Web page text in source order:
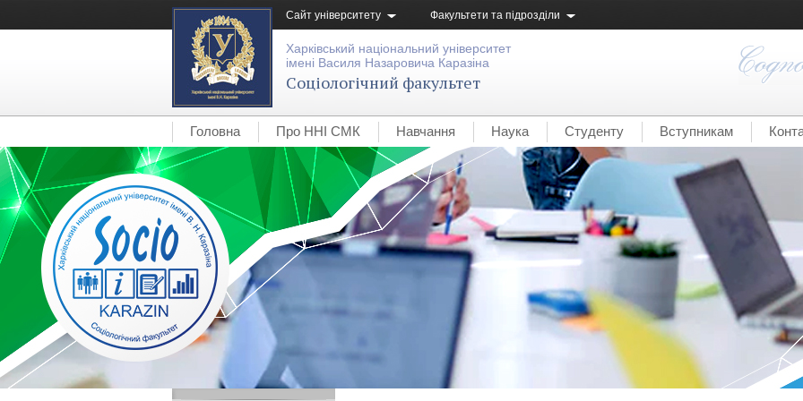
Сайт університету Факультети та підрозділи
Харківський національний університет
імені Василя Назаровича Каразіна
Соціологічний факультет
Головна Про ННІ СМК Навчання Наука Студенту Вступникам